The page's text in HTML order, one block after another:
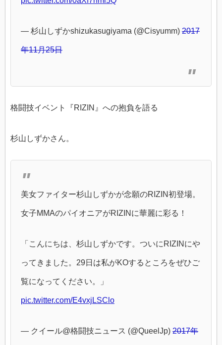
— 杉山しずかshizukasugiyama (@Cisyumm) 2017
年11月25日
格闘技イベント『RIZIN』への抱負を語る
杉山しずかさん。
美女ファイター杉山しずかが念願のRIZIN初登場。
女子MMAのパイオニアがRIZINに華麗に彩る！
「こんにちは、杉山しずかです。ついにRIZINにや
ってきました。29日は私がKOするところをぜひご
覧になってください。」
pic.twitter.com/E4vxjLSClo
— クイール@格闘技ニュース (@QueelJp) 2017年